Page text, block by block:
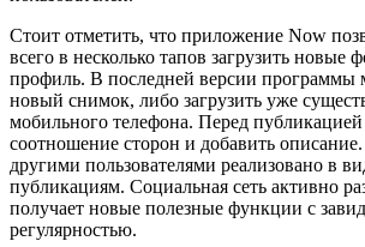
Стоит отметить, что приложение Now
всего в несколько тапов загрузить новые
профиль. В последней версии программы
новый снимок, либо загрузить уже
мобильного телефона. Перед
соотношение сторон и добавить
другими пользователями реализовано в
публикациям. Социальная сеть активно
получает новые полезные функции с
регулярностью.